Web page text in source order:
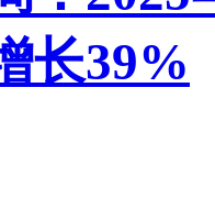
长39%